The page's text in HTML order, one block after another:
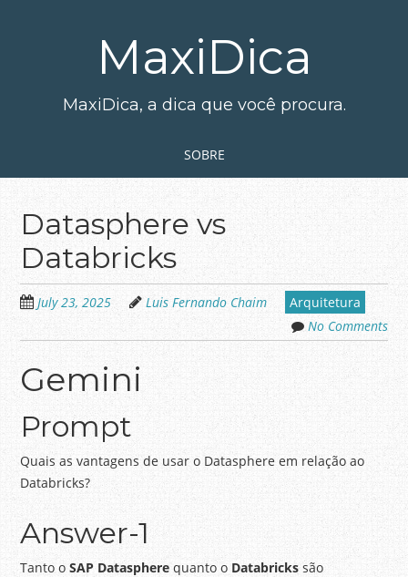
MaxiDica
MaxiDica, a dica que você procura.
SOBRE
Datasphere vs
Databricks
July 23, 2025 Luis Fernando Chaim
Arquitetura
No Comments
Gemini
Prompt
Quais as vantagens de usar o Datasphere em relação ao
Databricks?
Answer-1
Tanto oSAP Datasphere quanto o Databricks são